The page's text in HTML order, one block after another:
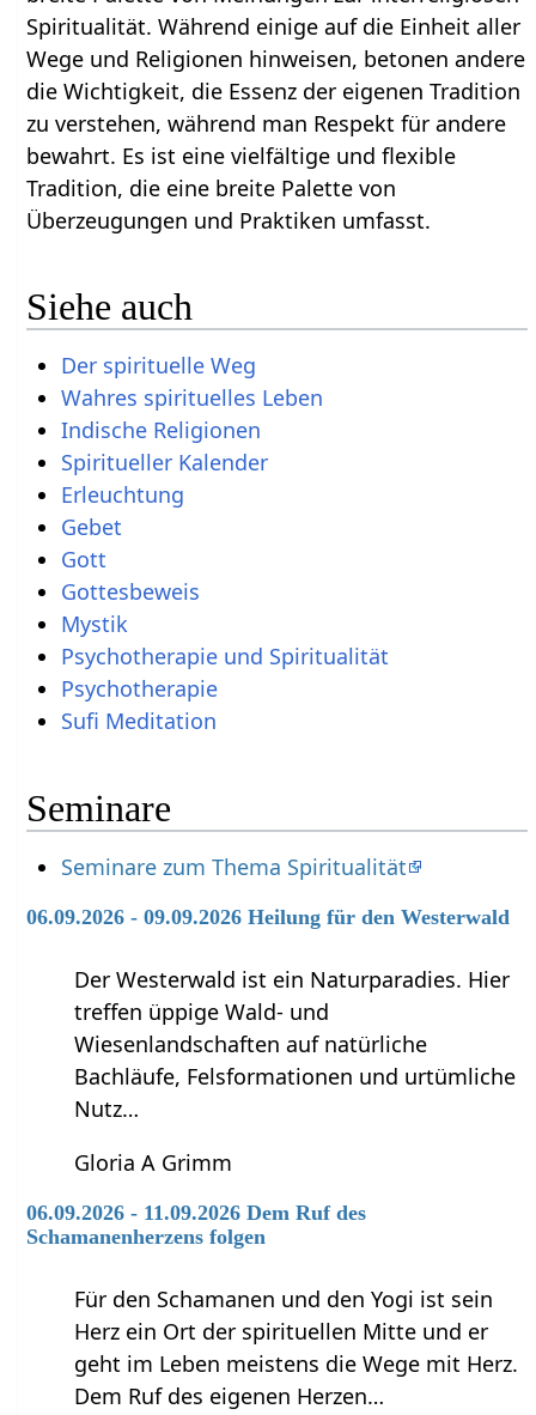
Spiritualität. Während einige auf die Einheit aller
Wege und Religionen hinweisen, betonen andere
die Wichtigkeit, die Essenz der eigenen Tradition
zu verstehen, während man Respekt für andere
bewahrt. Es ist eine vielfältige und flexible
Tradition, die eine breite Palette von
Überzeugungen und Praktiken umfasst.
Siehe auch
Der spirituelle Weg
Wahres spirituelles Leben
Indische Religionen
Spiritueller Kalender
Erleuchtung
Gebet
Gott
Gottesbeweis
Mystik
Psychotherapie und Spiritualität
Psychotherapie
Sufi Meditation
Seminare
Seminare zum Thema Spiritualität
06.09.2026 - 09.09.2026 Heilung für den Westerwald
Der Westerwald ist ein Naturparadies. Hier
treffen üppige Wald- und
Wiesenlandschaften auf natürliche
Bachläufe, Felsformationen und urtümliche
Nutz…
Gloria A Grimm
06.09.2026 - 11.09.2026 Dem Ruf des
Schamanenherzens folgen
Für den Schamanen und den Yogi ist sein
Herz ein Ort der spirituellen Mitte und er
geht im Leben meistens die Wege mit Herz.
Dem Ruf des eigenen Herzen…